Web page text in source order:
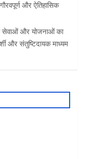
और ऐतिहासिक
सेवाओं और योजनाओं का
और संतुष्टिदायक माध्यम